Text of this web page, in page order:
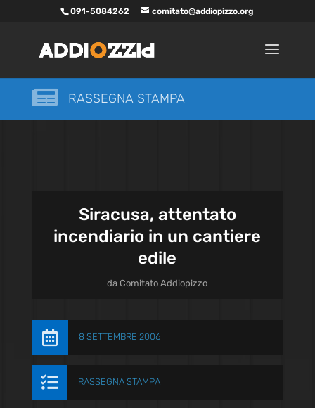
091-5084262 comitato@addiopizzo.org
 RASSEGNA STAMPA
Siracusa, attentato
incendiario in un cantiere
edile
daComitato Addiopizzo
 8 SETTEMBRE 2006
 RASSEGNA STAMPA